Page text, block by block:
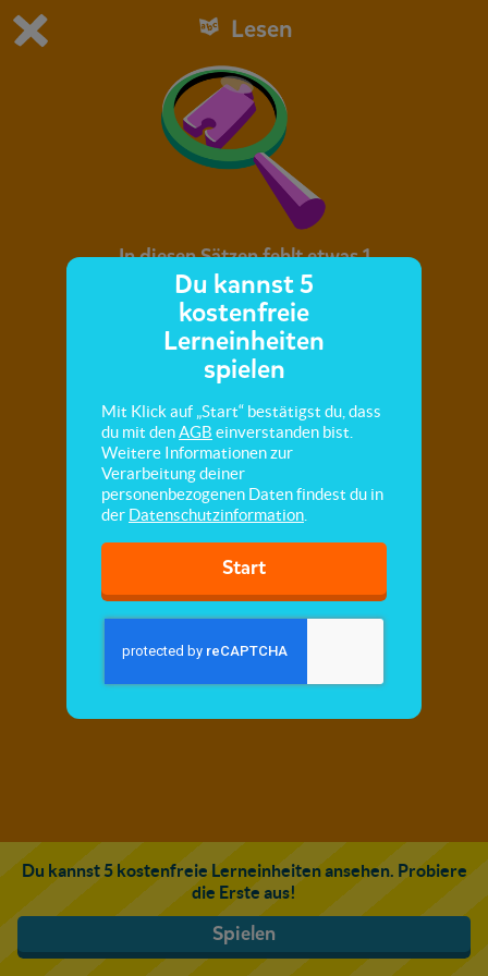
Du spielst die kostenfreie Testversion von scoyo.
Jetzt bestellen
1
Lesen
In diesen Sätzen fehlt etwas 1
Du liest Sätze und ergänzt Begriffe, die du auf
einem Bild sehen kannst.
Du kannst 5 kostenfreie Lerneinheiten ansehen. Probiere
die Erste aus!
Spielen
Du kannst 5
kostenfreie
Lerneinheiten
spielen
Mit Klick auf „Start“ bestätigst du, dass
du mit denAGB einverstanden bist.
Weitere Informationen zur
Verarbeitung deiner
personenbezogenen Daten findest du in
der Datenschutzinformation
Start